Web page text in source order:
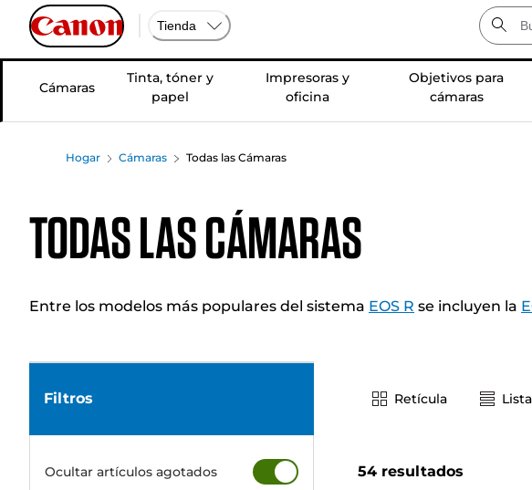
Tienda
Cámaras
Tinta, tóner y
papel
Impresoras y
oficina
Objetivos para
cámaras
Hogar Cámaras Todas las Cámaras
Todas las Cámaras
Entre los modelos más populares del sistema EOS R se incluyen la
Filtros
Ocultar artículos agotados
Retícula Lista
54 resultados